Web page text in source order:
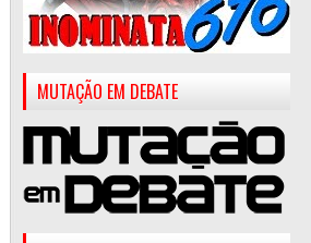
MUTAÇÃO EM DEBATE